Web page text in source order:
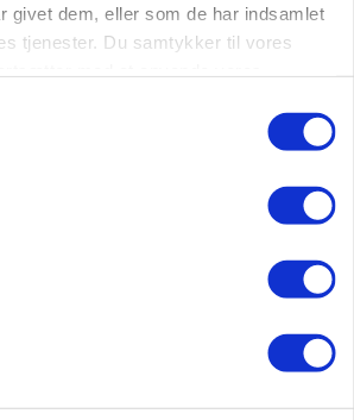
givet dem, eller som de har indsamlet
tjenester. Du samtykker til vores
hjemland